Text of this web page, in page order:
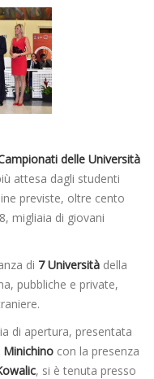
delle Università
attesa dagli studenti
previste, oltre cento
migliaia di giovani
di 7 Università della
pubbliche e private,
di apertura, presentata
Minichino con la presenza
, si è tenuta presso